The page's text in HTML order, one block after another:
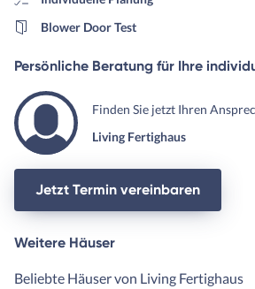
Blower Door Test
Persönliche Beratung für Ihre
Finden Sie jetzt Ihren
Living Fertighaus
Jetzt Termin vereinbaren
Weitere Häuser
Beliebte Häuser von Living Fertighaus